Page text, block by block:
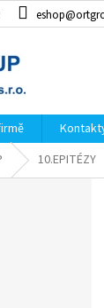
10.EPITÉZY